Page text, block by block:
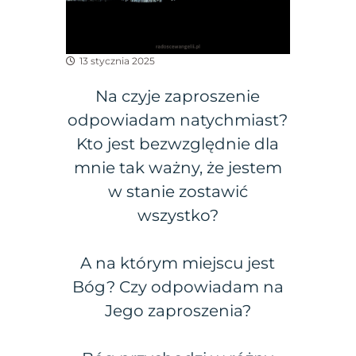
13 stycznia 2025
Na czyje zaproszenie
odpowiadam natychmiast?
Kto jest bezwzględnie dla
mnie tak ważny, że jestem
w stanie zostawić
wszystko?
A na którym miejscu jest
Bóg? Czy odpowiadam na
Jego zaproszenia?